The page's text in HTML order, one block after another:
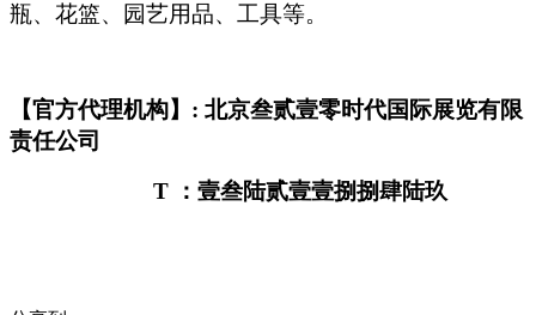
瓶、花篮、园艺用品、工具等。
【官方代理机构】: 北京叁贰壹零时代国际展览有限
责任公司
T
：壹叁陆贰壹壹捌捌肆陆玖